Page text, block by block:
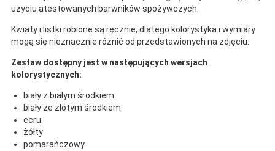
użyciu atestowanych barwników spożywczych.
Kwiaty i listki robione są ręcznie, dlatego kolorystyka i wymiary
mogą się nieznacznie różnić od przedstawionych na zdjęciu.
Zestaw dostępny jest w następujących wersjach
kolorystycznych:
biały z białym środkiem
biały ze złotym środkiem
ecru
żółty
pomarańczowy